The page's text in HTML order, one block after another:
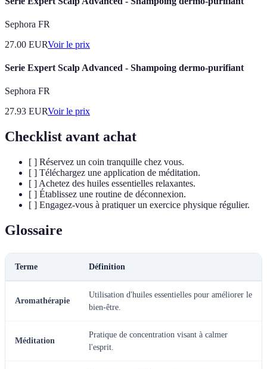
Sephora FR
27.00 EURVoir le prix
Serie Expert Scalp Advanced - Shampoing dermo-purifiant
Sephora FR
27.93 EURVoir le prix
Checklist avant achat
[ ] Réservez un coin tranquille chez vous.
[ ] Téléchargez une application de méditation.
[ ] Achetez des huiles essentielles relaxantes.
[ ] Établissez une routine de déconnexion.
[ ] Engagez-vous à pratiquer un exercice physique régulier.
Glossaire
Terme Définition
Aromathérapie
Utilisation d'huiles essentielles pour améliorer le
bien-être.
Méditation
Pratique de concentration visant à calmer
l'esprit.